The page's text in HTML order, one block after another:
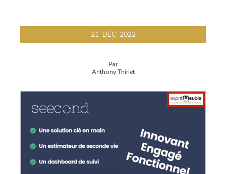
21 DÉC 2022
Par
Anthony Thiriet